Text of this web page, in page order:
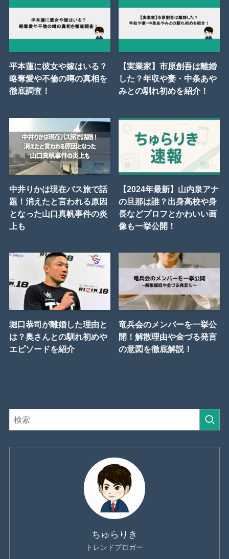
平本蓮に彼女や嫁はいる？
略奪愛や不倫の噂の真相を
徹底調査！
【実業家】市原創吾は離婚
した？年収や妻・中条あや
みとの馴れ初めを紹介！
中井りかは現在バス旅で話
題！消えたと言われる原因
となった山口真帆事件の炎
上も
【2024年最新】山内泉アナ
の旦那は誰？出身高校や身
長などプロフとかわいい画
像も一挙公開！
堀口恭司が離婚した理由と
は？奥さんとの馴れ初めや
エピソードを紹介
竜兵会のメンバーを一挙公
開！解散理由や金づる発言
の意図を徹底解説！
ちゅらりき
トレンドブロガー